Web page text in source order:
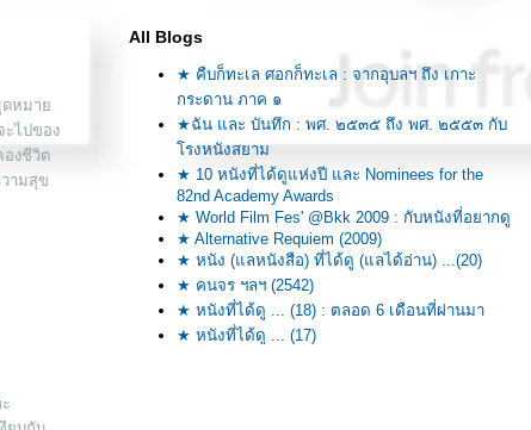
มุดหมา
ะไปของ
องชีวิต
ามสุข
All Blogs
★ คืบก็ทะเล ศอกก็ทะเล : จากอุบลฯ ถึง เกาะ
กระดาน ภาค ๑
★ฉัน และ บันทึก : พศ. ๒๕๓๕ ถึง พศ. ๒๕๕๓ กับ
รงหนังสยาม
★ 10 หนังที่ได้ดูแห่งปี และ Nominees for the
82nd Academy Awards
★ World Film Fes' @Bkk 2009 : กับหนังที่อยากดู
★ Alternative Requiem (2009)
★ หนัง (แลหนังสือ) ที่ได้ดู (แลได้อ่าน) ...(20)
★ คนจร ฯลฯ (2542)
★ หนังที่ได้ดู ... (18) : ตลอด 6 เดือนที่ผ่านมา
★ หนังที่ได้ดู ... (17)